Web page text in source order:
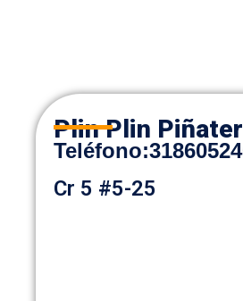
Plin Plin
Teléfono:
Cr 5 #5-25